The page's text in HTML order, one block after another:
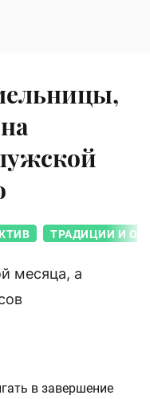
ТРАДИЦИИ И
месяца, а
в завершение